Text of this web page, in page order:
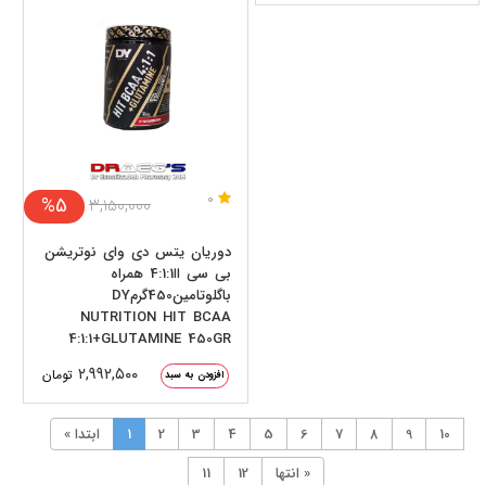
0
%5 ۳,۱۵۰,۰۰۰
دوریان یتس دی وای نوتریشن
بی سی اا4:1:1 همراه
باگلوتامین450گرمDY
NUTRITION HIT BCAA
4:1:1+GLUTAMINE 450GR
افزودن به سبد ۲,۹۹۲,۵۰۰ تومان
« ابتدا 1 2 3 4 5 6 7 8 9
10
11
12 انتها »